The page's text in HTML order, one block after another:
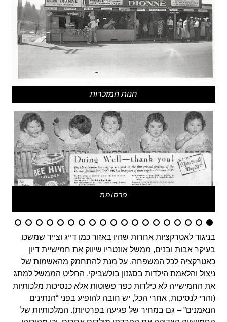
חנות המזכרות
פרסומת
בניגוד לאטרקציות אחרות שהיו באזור כמו דייג וצייד שמשכו
בעיקר אבות ובנים, ממשל אונטריו שיווק את חמישיית דיון
כאטרקציה לכל המשפחה. על מנת להתחמק מהאשמות של
ניצול והלאמת הילדות בסגנון בולשביקי, החליט הממשל למתג
את החמישייה לא כילדות כפר פשוטות אלא כנסיכות מלכותיות
(והרי לנסיכות, אחרי הכל, יש חובה להופיע בפני “הנתינים
הנאמנים” – גם במחיר של פגיעה בפרטיות). המלכותיות של